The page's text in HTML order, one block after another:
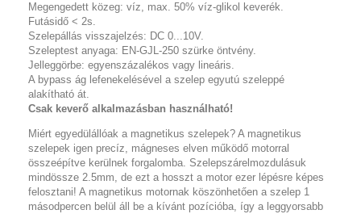
Megengedett közeg: víz, max. 50% víz-glikol keverék.
Futásidő < 2s.
Szelepállás visszajelzés: DC 0...10V.
Szeleptest anyaga: EN-GJL-250 szürke öntvény.
Jelleggörbe: egyenszázalékos vagy lineáris.
A bypass ág lefenekelésével a szelep egyutú szeleppé
alakítható át.
Csak keverő alkalmazásban használható!
Miért egyedülállóak a magnetikus szelepek? A magnetikus
szelepek igen precíz, mágneses elven működő motorral
összeépítve kerülnek forgalomba. Szelepszárelmozdulásuk
mindössze 2.5mm, de ezt a hosszt a motor ezer lépésre képes
felosztani! A magnetikus motornak köszönhetően a szelep 1
másodpercen belül áll be a kívánt pozícióba, így a leggyorsabb